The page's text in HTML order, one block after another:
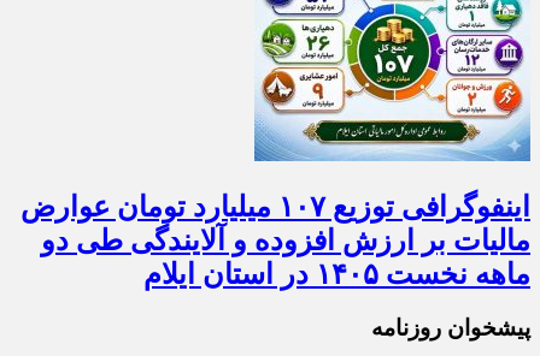
اینفوگرافی توزیع ۱۰۷ میلیارد تومان عوارض
مالیات بر ارزش افزوده و آلایندگی طی دو
ماهه نخست ۱۴۰۵ در استان ایلام
پیشخوان روزنامه